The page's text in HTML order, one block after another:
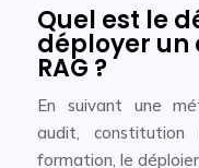
Quel est le
déployer un
RAG ?
En suivant une
audit, constitution
formation, le